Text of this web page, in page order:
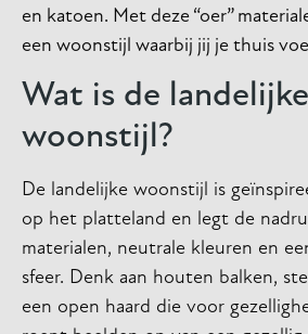
en katoen. Met deze “oer”
een woonstijl waarbij jij je thuis
Wat is de landelijke
woonstijl?
De landelijke woonstijl is
op het platteland en legt de
materialen, neutrale kleuren en
sfeer. Denk aan houten balken,
een open haard die voor